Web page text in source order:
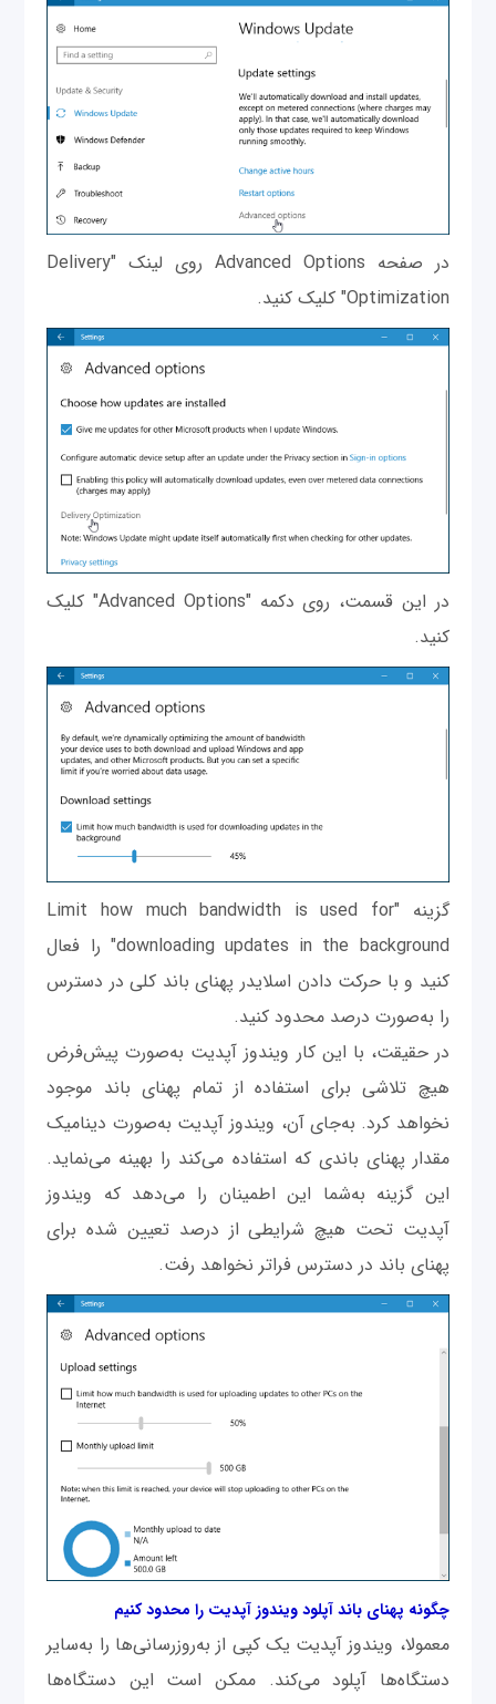
در صفحه Advanced Options روی لینک "Delivery
Optimization" کلیک کنید.
در این قسمت، روی دکمه "Advanced Options" کلیک
کنید.
گزینه "Limit how much bandwidth is used for
downloading updates in the background" را فعال
کنید و با حرکت دادن اسلایدر پهنای باند کلی در دسترس
را به‌صورت درصد محدود کنید.
در حقیقت، با این کار ویندوز آپدیت به‌صورت پیش‌فرض
هیچ تلاشی برای استفاده از تمام پهنای باند موجود
نخواهد کرد. به‌جای آن، ویندوز آپدیت به‌صورت دینامیک
مقدار پهنای باندی که استفاده می‌کند را بهینه می‌نماید.
این گزینه به‌شما این اطمینان را می‌دهد که ویندوز
آپدیت تحت هیچ شرایطی از درصد تعیین شده برای
پهنای باند در دسترس فراتر نخواهد رفت.
چگونه پهنای باند آپلود ویندوز آپدیت را محدود کنیم
معمولا، ویندوز آپدیت یک کپی از به‌روزرسانی‌ها را به‌سایر
دستگاه‌ها آپلود می‌کند. ممکن است این دستگاه‌ها